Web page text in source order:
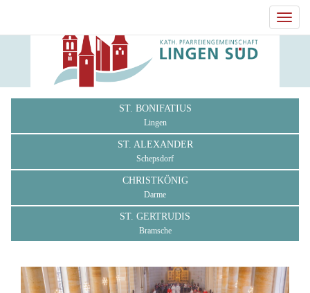
ST. BONIFATIUS
Lingen
ST. ALEXANDER
Schepsdorf
CHRISTKÖNIG
Darme
ST. GERTRUDIS
Bramsche